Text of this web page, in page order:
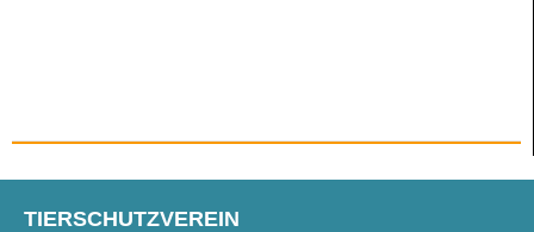
TIERSCHUTZVEREIN